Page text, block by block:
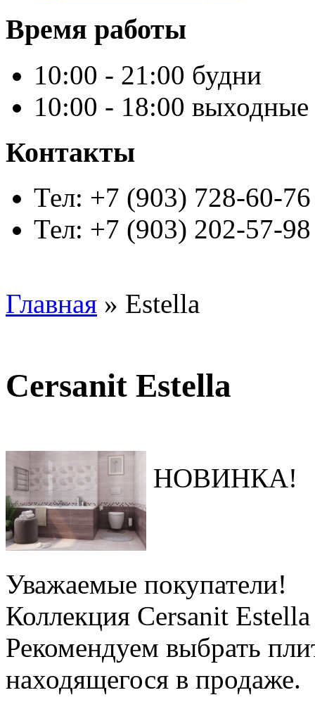
Время работы
10:00 - 21:00 будни
10:00 - 18:00 выходные
Контакты
Тел: +7 (903) 728-60-76
Тел: +7 (903) 202-57-98
Главная » Estella
Cersanit Estella
НОВИНКА!
Уважаемые покупатели!
Коллекция Cersanit Estella
Рекомендуем выбрать
находящегося в продаже.